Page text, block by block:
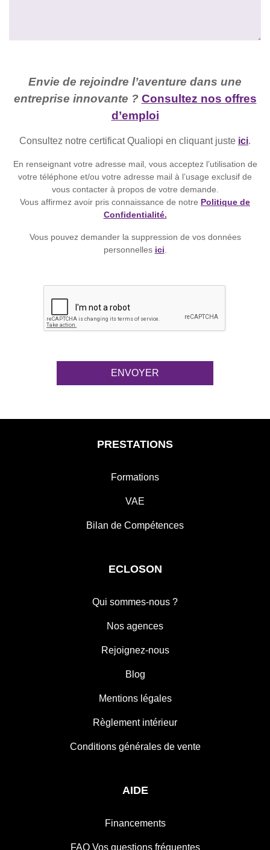
Envie de rejoindre l’aventure dans une
entreprise innovante ? Consultez nos offres
d’emploi
Consultez notre certificat Qualiopi en cliquant juste ici.
En renseignant votre adresse mail, vous acceptez l’utilisation de
votre téléphone et/ou votre adresse mail à l’usage exclusif de
vous contacter à propos de votre demande.
Vous affirmez avoir pris connaissance de notre Politique de
Confidentialité.
Vous pouvez demander la suppression de vos données
personnelles ici
PRESTATIONS
Formations
VAE
Bilan de Compétences
ECLOSON
Qui sommes-nous ?
Nos agences
Rejoignez-nous
Blog
Mentions légales
Règlement intérieur
Conditions générales de vente
AIDE
Financements
FAQ Vos questions fréquentes